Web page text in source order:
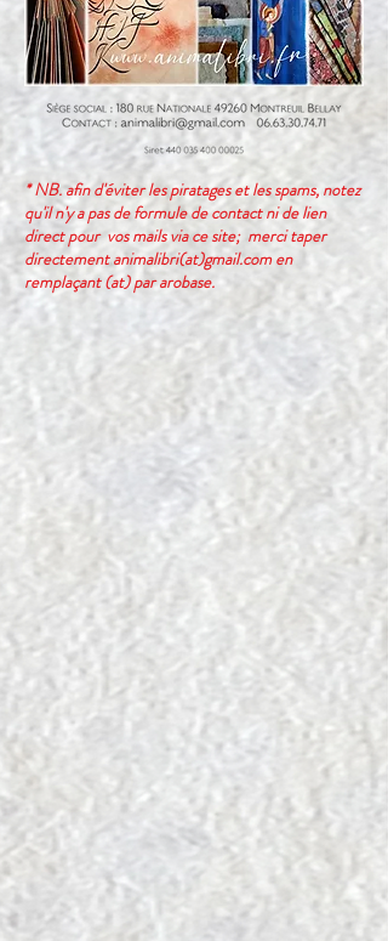
* NB. afin d'éviter les piratages et les spams, notez
qu'il n'y a pas de formule de contact ni de lien
direct pour vos mails via ce site; merci taper
directement animalibri(at)gmail.com en
remplaçant (at) par arobase.